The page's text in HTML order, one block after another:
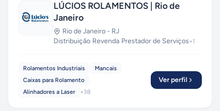
LÚCIOS ROLAMENTOS | Rio de
Janeiro
Rio de Janeiro - RJ
Distribuição·Revenda·Prestador de Serviços+1
Rolamentos Industriais
Mancais
Caixas para Rolamento
Alinhadores a Laser
+38
Ver perfil